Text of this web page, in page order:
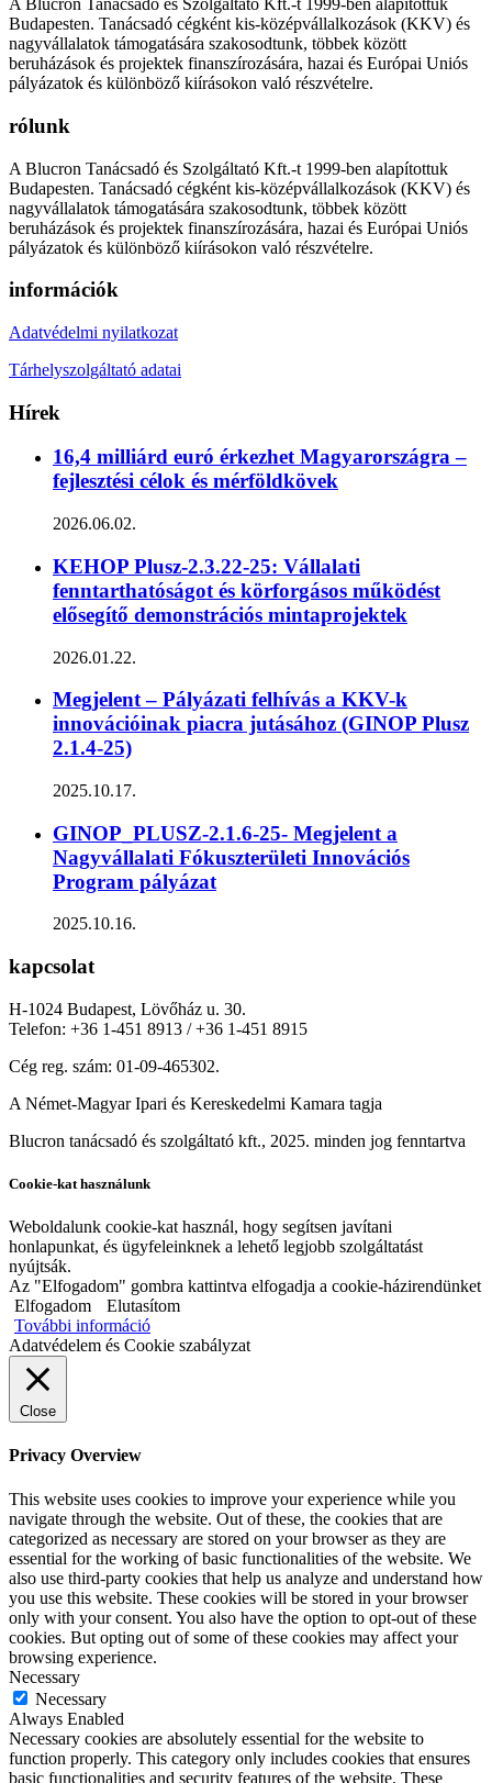
A Blucron Tanácsadó és Szolgáltató Kft.-t 1999-ben alapítottuk
Budapesten. Tanácsadó cégként kis-középvállalkozások (KKV) és
nagyvállalatok támogatására szakosodtunk, többek között
beruházások és projektek finanszírozására, hazai és Európai Uniós
pályázatok és különböző kiírásokon való részvételre.
rólunk
A Blucron Tanácsadó és Szolgáltató Kft.-t 1999-ben alapítottuk
Budapesten. Tanácsadó cégként kis-középvállalkozások (KKV) és
nagyvállalatok támogatására szakosodtunk, többek között
beruházások és projektek finanszírozására, hazai és Európai Uniós
pályázatok és különböző kiírásokon való részvételre.
információk
Adatvédelmi nyilatkozat
Tárhelyszolgáltató adatai
Hírek
16,4 milliárd euró érkezhet Magyarországra –
fejlesztési célok és mérföldkövek
2026.06.02.
KEHOP Plusz-2.3.22-25: Vállalati
fenntarthatóságot és körforgásos működést
elősegítő demonstrációs mintaprojektek
2026.01.22.
Megjelent – Pályázati felhívás a KKV-k
innovációinak piacra jutásához (GINOP Plusz
2.1.4-25)
2025.10.17.
GINOP_PLUSZ-2.1.6-25- Megjelent a
Nagyvállalati Fókuszterületi Innovációs
Program pályázat
2025.10.16.
kapcsolat
H-1024 Budapest, Lövőház u. 30.
Telefon: +36 1-451 8913 / +36 1-451 8915
Cég reg. szám: 01-09-465302.
A Német-Magyar Ipari és Kereskedelmi Kamara tagja
Blucron tanácsadó és szolgáltató kft., 2025. minden jog fenntartva
Cookie-kat használunk
Weboldalunk cookie-kat használ, hogy segítsen javítani
honlapunkat, és ügyfeleinknek a lehető legjobb szolgáltatást
nyújtsák.
Az "Elfogadom" gombra kattintva elfogadja a cookie-házirendünket
Elfogadom
Elutasítom
További információ
Adatvédelem és Cookie szabályzat
Close
Privacy Overview
This website uses cookies to improve your experience while you
navigate through the website. Out of these, the cookies that are
categorized as necessary are stored on your browser as they are
essential for the working of basic functionalities of the website. We
also use third-party cookies that help us analyze and understand how
you use this website. These cookies will be stored in your browser
only with your consent. You also have the option to opt-out of these
cookies. But opting out of some of these cookies may affect your
browsing experience.
Necessary
Necessary
Always Enabled
Necessary cookies are absolutely essential for the website to
function properly. This category only includes cookies that ensures
basic functionalities and security features of the website. These